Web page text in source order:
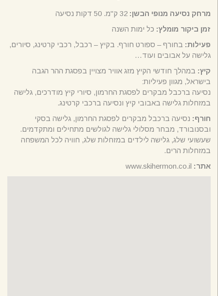
מרחק נסיעה מנופי הבשן:
זמן ביקור מומלץ: כל ימות השנה
פעילות: בחורף – ספורט חורף. בקיץ – רכבל, רכבי קרטינג, סיורים,
גלישה על אבובים ועוד…
קיץ: במהלך חודשי הקיץ מזג אוויר מצויין בפסגת ההר הגבה
בישראל, מגוון פעיליות:
נסיעה ברכבל מבקרים לפסגת החרמון, סיורי קיץ מודרכים, גלישה
במזחלות גלישה באבובי קיץ ונסיעה ברכבי קרטינג.
חורף: נסיעה ברכבל מבקרים לפסגת החרמון, גלישה בסקי
ובסנובורד, מבחר מסלולי גלישה לגולשים מתחילים ומתקדמים.
שעשועי שלג, גלישה לילדים במזחלות שלג, חוויה לכל המשפחה
במזחלות הרים.
אתר: www.skihermon.co.il